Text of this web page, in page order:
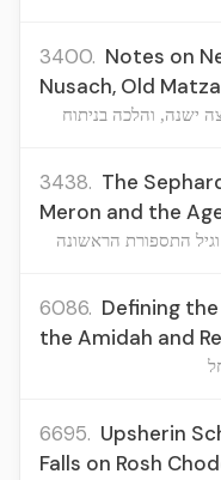
3400. Notes on
Nusach, Old
ישנה, והלכה בניתוח
3438. The
Meron and the
התספורת הראשונה
6086. Defining
the Amidah and
6695. Upsherin
Falls on Rosh